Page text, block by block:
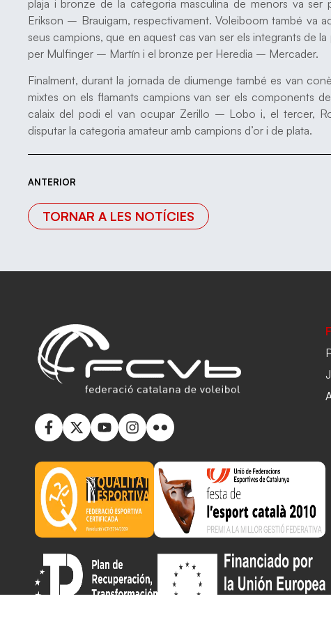
plaja i bronze de la categoria masculina de menors va
Erikson – Brauigam, respectivament. Voleiboom també va
seus campions, que en aquest cas van ser els integrants de
per Mulfinger – Martín i el bronze per Heredia – Mercader.
Finalment, durant la jornada de diumenge també es van
mixtes on els flamants campions van ser els components
calaix del podi el van ocupar Zerillo – Lobo i, el tercer,
disputar la categoria amateur amb campions d’or i de plata.
ANTERIOR
TORNAR A LES NOTÍCIES